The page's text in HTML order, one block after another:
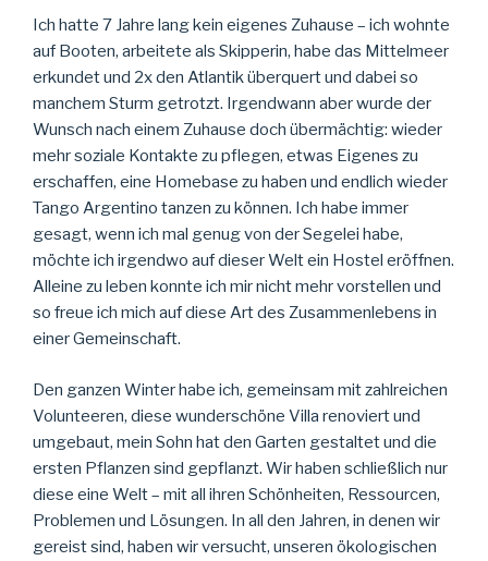
Ich hatte 7 Jahre lang kein eigenes Zuhause – ich wohnte
auf Booten, arbeitete als Skipperin, habe das Mittelmeer
erkundet und 2x den Atlantik überquert und dabei so
manchem Sturm getrotzt. Irgendwann aber wurde der
Wunsch nach einem Zuhause doch übermächtig: wieder
mehr soziale Kontakte zu pflegen, etwas Eigenes zu
erschaffen, eine Homebase zu haben und endlich wieder
Tango Argentino tanzen zu können. Ich habe immer
gesagt, wenn ich mal genug von der Segelei habe,
möchte ich irgendwo auf dieser Welt ein Hostel eröffnen.
Alleine zu leben konnte ich mir nicht mehr vorstellen und
so freue ich mich auf diese Art des Zusammenlebens in
einer Gemeinschaft.
Den ganzen Winter habe ich, gemeinsam mit zahlreichen
Volunteeren, diese wunderschöne Villa renoviert und
umgebaut, mein Sohn hat den Garten gestaltet und die
ersten Pflanzen sind gepflanzt. Wir haben schließlich nur
diese eine Welt – mit all ihren Schönheiten, Ressourcen,
Problemen und Lösungen. In all den Jahren, in denen wir
gereist sind, haben wir versucht, unseren ökologischen